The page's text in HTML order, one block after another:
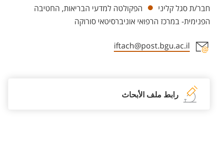
Departments
חבר/ת סגל קליני
הפקולטה למדעי הבריאות, החטיבה
הפנימית- במרכז הרפואי אוניברסיטאי סורוקה
iftach@post.bgu.ac.il
رابط ملف الأبحاث